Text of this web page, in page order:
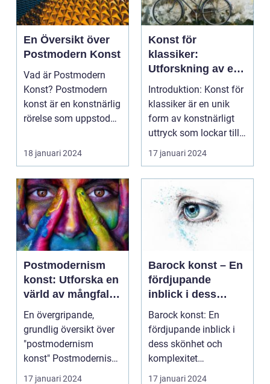
En Översikt över
Postmodern Konst
Vad är Postmodern
Konst? Postmodern
konst är en konstnärlig
rörelse som uppstod
18 januari 2024
Konst för
klassiker:
Utforskning av en
värld av
konstnärlig
skönhet
Introduktion: Konst för
klassiker är en unik
form av konstnärligt
uttryck som lockar till
sig många ...
17 januari 2024
Postmodernism
konst: Utforska en
värld av mångfald
och sammanbrott
En övergripande,
grundlig översikt över
"postmodernism
konst" Postmodernism
konst är en rörelse
17 januari 2024
Barock konst – En
fördjupande
inblick i dess
skönhet och
komplexitet
Barock konst: En
fördjupande inblick i
dess skönhet och
komplexitet
Introduktion: Barock
17 januari 2024